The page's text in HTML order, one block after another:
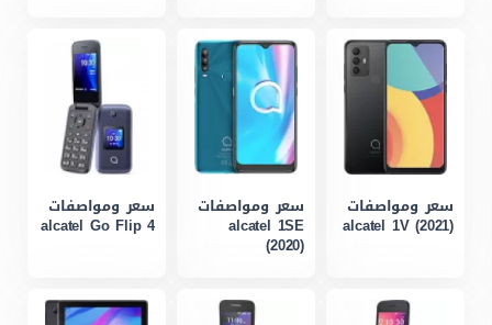
سعر ومواصفات
alcatel 1V (2021)
سعر ومواصفات
alcatel 1SE
(2020)
سعر ومواصفات
alcatel Go Flip 4